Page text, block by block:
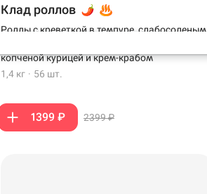
Клад роллов
Роллы с креветкой в темпуре, слабосоленым
копченой курицей и крем-крабом
1,4 кг · 56 шт.
1399 ₽ 2399 ₽